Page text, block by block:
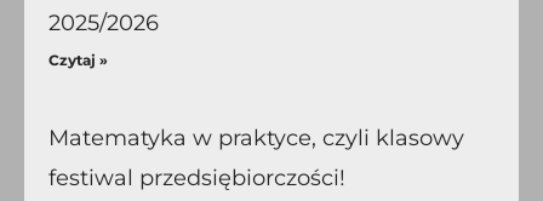
2025/2026
Czytaj »
Matematyka w praktyce, czyli klasowy
festiwal przedsiębiorczości!